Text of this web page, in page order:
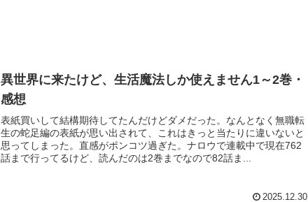
異世界に来たけど、生活魔法しか使えません1～2巻・
感想
表紙買いして結構期待してたんだけどダメだった。なんとなく無職転
生の蛇足編の表紙が思い出されて、これはきっと当たりに違いないと
思ってしまった。直感がポンコツ過ぎた。ナロウで連載中で現在762
話まで行ってるけど、読んだのは2巻までなので82話ま...
2025.12.30